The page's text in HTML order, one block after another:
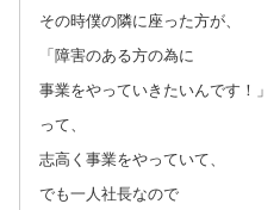
その時僕の隣に座った方が、
「障害のある方の為に
事業をやっていきたいんです！」
って、
志高く事業をやっていて、
でも一人社長なので